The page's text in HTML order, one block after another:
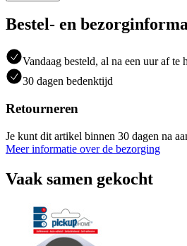
Bestel- en
Vandaag besteld, al na een uur af
30 dagen bedenktijd
Retourneren
Je kunt dit artikel binnen 30 dagen na
Meer informatie over de bezorging
Vaak samen gekocht